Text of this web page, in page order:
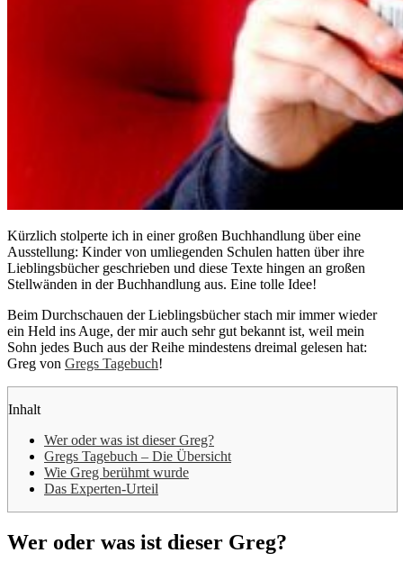
Kürzlich stolperte ich in einer großen Buchhandlung über eine
Ausstellung: Kinder von umliegenden Schulen hatten über ihre
Lieblingsbücher geschrieben und diese Texte hingen an großen
Stellwänden in der Buchhandlung aus. Eine tolle Idee!
Beim Durchschauen der Lieblingsbücher stach mir immer wieder
ein Held ins Auge, der mir auch sehr gut bekannt ist, weil mein
Sohn jedes Buch aus der Reihe mindestens dreimal gelesen hat:
Greg von Gregs Tagebuch!
Inhalt
Wer oder was ist dieser Greg?
Gregs Tagebuch – Die Übersicht
Wie Greg berühmt wurde
Das Experten-Urteil
Wer oder was ist dieser Greg?